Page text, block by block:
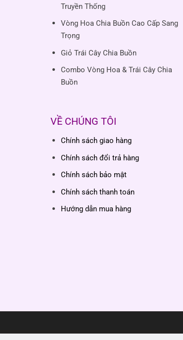
Truyền Thống
Vòng Hoa Chia Buồn Cao Cấp Sang
Trọng
Giỏ Trái Cây Chia Buồn
Combo Vòng Hoa & Trái Cây Chia
Buồn
VỀ CHÚNG TÔI
Chính sách giao hàng
Chính sách đổi trả hàng
Chính sách bảo mật
Chính sách thanh toán
Hướng dẫn mua hàng